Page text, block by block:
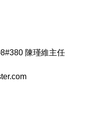
陳瑾維主任